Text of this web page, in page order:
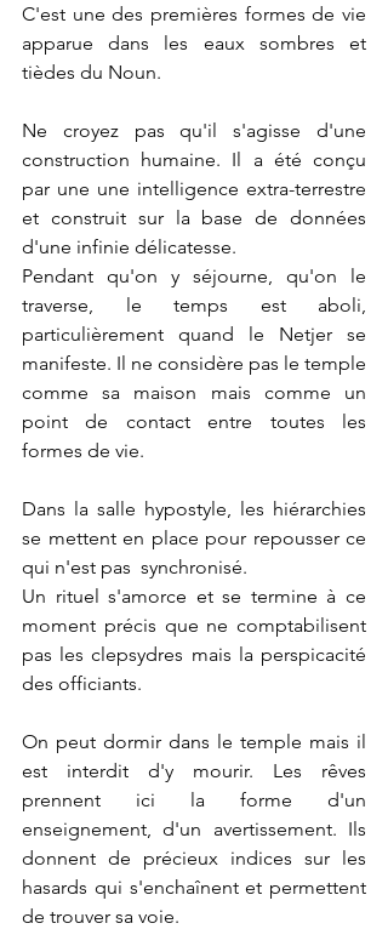
C'est une des premières formes de vie
apparue dans les eaux sombres et
tièdes du Noun.
Ne croyez pas qu'il s'agisse d'une
construction humaine. Il a été conçu
par une une intelligence extra-terrestre
et construit sur la base de données
d'une infinie délicatesse.
Pendant qu'on y séjourne, qu'on le
traverse, le temps est aboli,
particulièrement quand le Netjer se
manifeste. Il ne considère pas le temple
comme sa maison mais comme un
point de contact entre toutes les
formes de vie.
Dans la salle hypostyle, les hiérarchies
se mettent en place pour repousser ce
qui n'est pas  synchronisé.
Un rituel s'amorce et se termine à ce
moment précis que ne comptabilisent
pas les clepsydres mais la perspicacité
des officiants.
On peut dormir dans le temple mais il
est interdit d'y mourir. Les rêves
prennent ici la forme d'un
enseignement, d'un avertissement. Ils
donnent de précieux indices sur les
hasards qui s'enchaînent et permettent
de trouver sa voie.